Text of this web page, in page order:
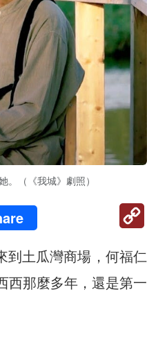
。（《我城》劇照）
到土瓜灣商場，何福仁
西那麼多年，還是第一